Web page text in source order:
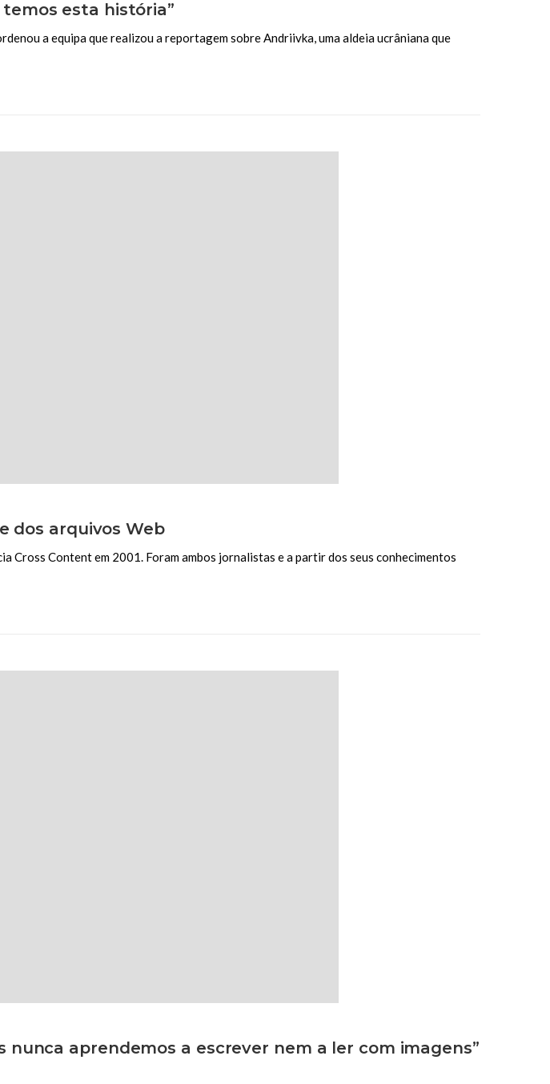
esta história”
a equipa que realizou a reportagem sobre Andriivka, uma aldeia ucrâniana que
dos arquivos Web
Cross Content em 2001. Foram ambos jornalistas e a partir dos seus conhecimentos
nunca aprendemos a escrever nem a ler com imagens”